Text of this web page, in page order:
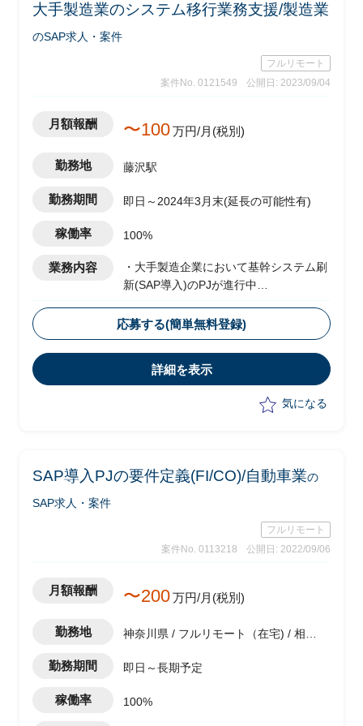
-システム間の課題整理および調整
大手製造業のシステム移行業務支援/製造業
のSAP求人・案件
フルリモート
案件No. 0121549
公開日: 2023/09/04
月額報酬 〜100万円/月(税別)
勤務地 藤沢駅
勤務期間 即日～2024年3月末(延長の可能性有)
稼働率 100%
業務内容
・大手製造企業において基幹システム刷
新(SAP導入)のPJが進行中
辺業務システムの移行フェーズ
└原価領域を中心に複数領域での移行デ
ータ作成、手順調整およびシステムテス
ト対応を実施
・関連部門およびベンダーとの調整
応募する(簡単無料登録)
詳細を表示
気になる
SAP導入PJの要件定義(FI/CO)/自動車業の
SAP求人・案件
フルリモート
案件No. 0113218
公開日: 2022/09/06
月額報酬 〜200万円/月(税別)
勤務地
神奈川県 / フルリモート（在宅) / 相模
勤務期間 即日～長期予定
稼働率 100%